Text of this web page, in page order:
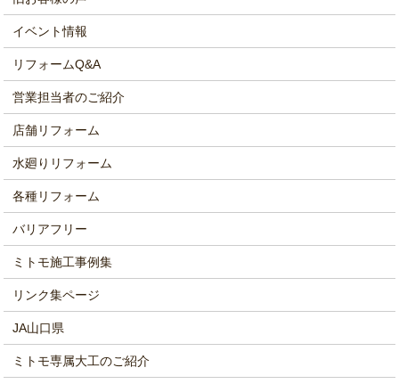
イベント情報
リフォームQ&A
営業担当者のご紹介
店舗リフォーム
水廻りリフォーム
各種リフォーム
バリアフリー
ミトモ施工事例集
リンク集ページ
JA山口県
ミトモ専属大工のご紹介